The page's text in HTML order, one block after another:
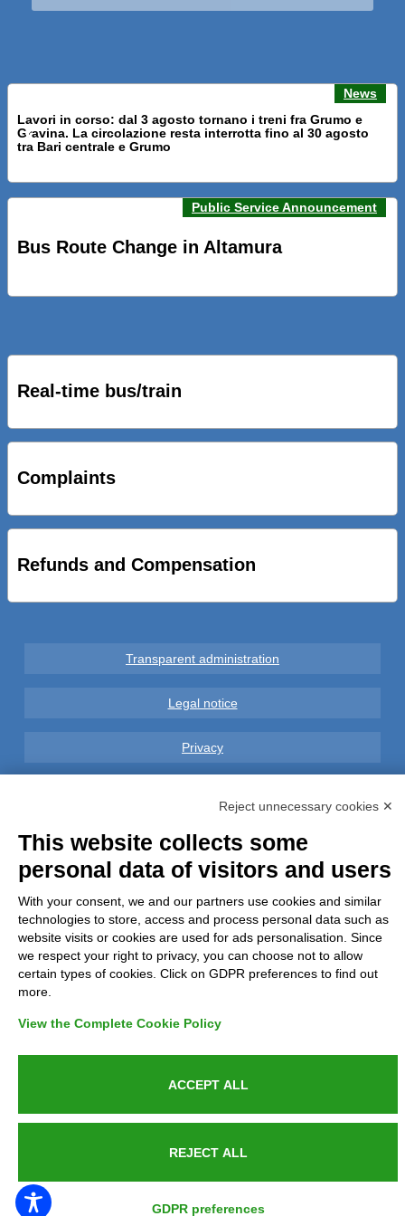
PUBLIC SERVICE ANNOUNCEMENT
News
Lavori in corso: dal 3 agosto tornano i treni fra Grumo e
Gravina. La circolazione resta interrotta fino al 30 agosto
tra Bari centrale e Grumo
PRESENTATI A BARI NUOVI SERVIZI FALMAPS E LIVECHAT.
IL TUO BUS ED IL TUO TRENO
CICLOPEDONALE FAL CONSEGNA ALLA CITTA’ LE NOVE
OPERE DEL PROGETTO
AL VIA SERVIZIO DI BIKE SHARING A POTENZA CON
VAIMOO PER UTENTI FAL SCONTI SULL’UTILIZZO DELLE
Previous news Next
Public Service Announcement
Bus Route Change in Altamura
Real-time bus/train
Complaints
Refunds and Compensation
Transparent administration
Legal notice
Privacy
Complaints
Refunds and Indemnities
Contacts
Azienda certificata UNI EN ISO 9001:2015
P.IVA 05538100727 - C.so Italia n.8 70123, BARI
Reject unnecessary cookies ✕
This website collects some
personal data of visitors and users
With your consent, we and our partners use cookies and similar
technologies to store, access and process personal data such as
website visits or cookies are used for ads personalisation. Since
we respect your right to privacy, you can choose not to allow
certain types of cookies. Click on GDPR preferences to find out
more.
View the Complete Cookie Policy
ACCEPT ALL
REJECT ALL
GDPR preferences